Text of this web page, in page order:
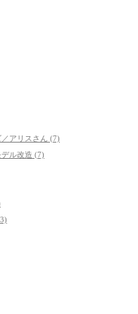
アリスさん (7)
ル改造 (7)